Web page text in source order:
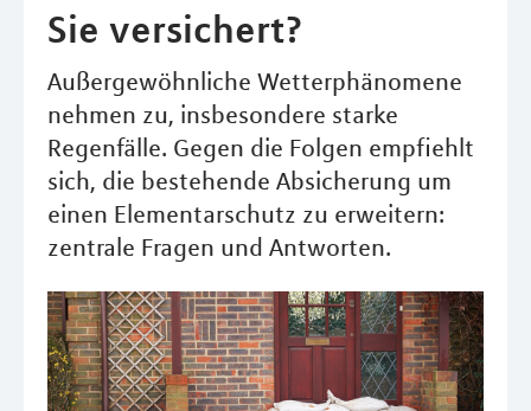
Sie versichert?
Außergewöhnliche Wetterphänomene
nehmen zu, insbesondere starke
Regenfälle. Gegen die Folgen empfiehlt
sich, die bestehende Absicherung um
einen Elementarschutz zu erweitern:
zentrale Fragen und Antworten.